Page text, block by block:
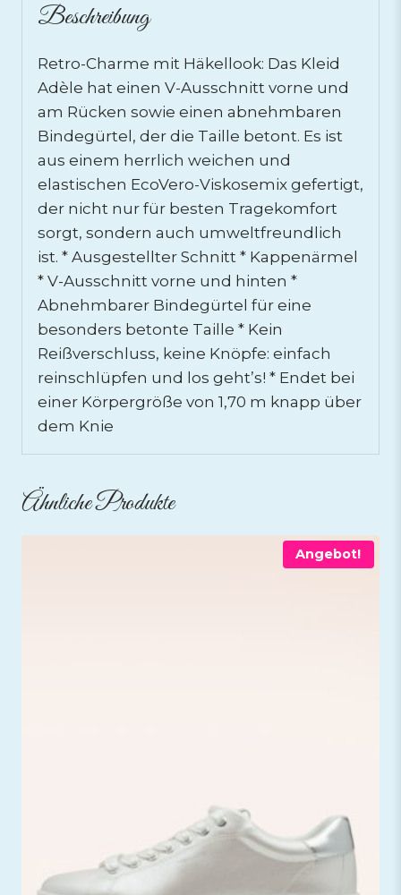
Beschreibung
Retro-Charme mit Häkellook: Das Kleid
Adèle hat einen V-Ausschnitt vorne und
am Rücken sowie einen abnehmbaren
Bindegürtel, der die Taille betont. Es ist
aus einem herrlich weichen und
elastischen EcoVero-Viskosemix gefertigt,
der nicht nur für besten Tragekomfort
sorgt, sondern auch umweltfreundlich
ist. * Ausgestellter Schnitt * Kappenärmel
* V-Ausschnitt vorne und hinten *
Abnehmbarer Bindegürtel für eine
besonders betonte Taille * Kein
Reißverschluss, keine Knöpfe: einfach
reinschlüpfen und los geht’s! * Endet bei
einer Körpergröße von 1,70 m knapp über
dem Knie
Ähnliche Produkte
Angebot!